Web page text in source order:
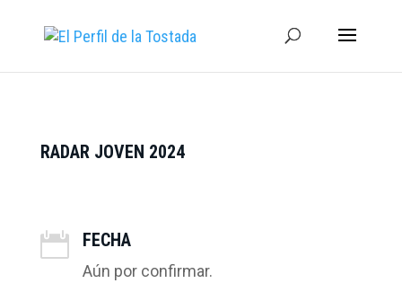
RADAR JOVEN 2024
 FECHA
Aún por confirmar.